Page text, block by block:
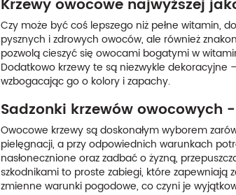
Krzewy owocowe najwyższej
Czy może być coś lepszego niż pełne witamin,
pysznych i zdrowych owoców, ale również
pozwolą cieszyć się owocami bogatymi w
Dodatkowo krzewy te są niezwykle
wzbogacając go o kolory i zapachy.
Sadzonki krzewów owocowych
Owocowe krzewy są doskonałym wyborem
pielęgnacji, a przy odpowiednich warunkach
nasłonecznione oraz zadbać o żyzną,
szkodnikami to proste zabiegi, które zapewniają
zmienne warunki pogodowe, co czyni je